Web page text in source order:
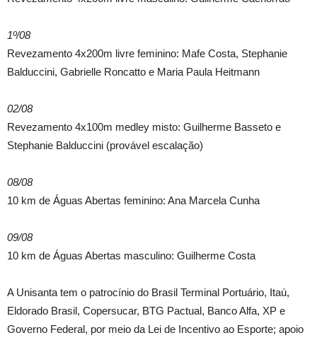
1º/08
Revezamento 4x200m livre feminino: Mafe Costa, Stephanie
Balduccini, Gabrielle Roncatto e Maria Paula Heitmann
02/08
Revezamento 4x100m medley misto: Guilherme Basseto e
Stephanie Balduccini (provável escalação)
08/08
10 km de Águas Abertas feminino: Ana Marcela Cunha
09/08
10 km de Águas Abertas masculino: Guilherme Costa
A Unisanta tem o patrocínio do Brasil Terminal Portuário, Itaú,
Eldorado Brasil, Copersucar, BTG Pactual, Banco Alfa, XP e
Governo Federal, por meio da Lei de Incentivo ao Esporte; apoio